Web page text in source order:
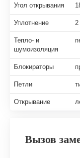
Угол открывания
Уплотнение 2
Тепло- и
шумоизоляция
Блокираторы
Петли
Открывание
Вызов